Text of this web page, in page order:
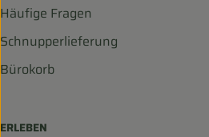
Häufige Fragen
Schnupperlieferung
Bürokorb
ERLEBEN